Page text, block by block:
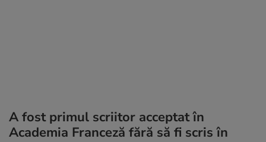
A fost primul scriitor acceptat în
Academia Franceză fără să fi scris în